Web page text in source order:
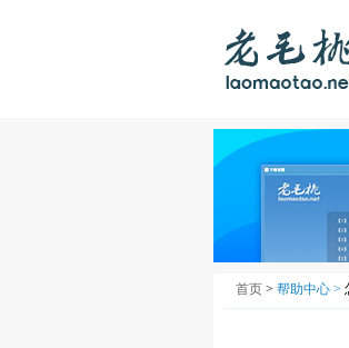
首页 > 帮助中心 >